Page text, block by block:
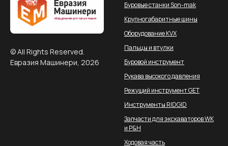
© All Rights Reserved.
Евразия Машинери, 2026
Буровые станки Son-mak
Крупногабаритные шины
Оборудование KVX
Пальцы и втулки
Буровой инструмент
Рукава высокого давления
Режущий инструмент GET
Инструменты RIDGID
Запчасти для экскаваторов WK
и P&H
Ходовая часть